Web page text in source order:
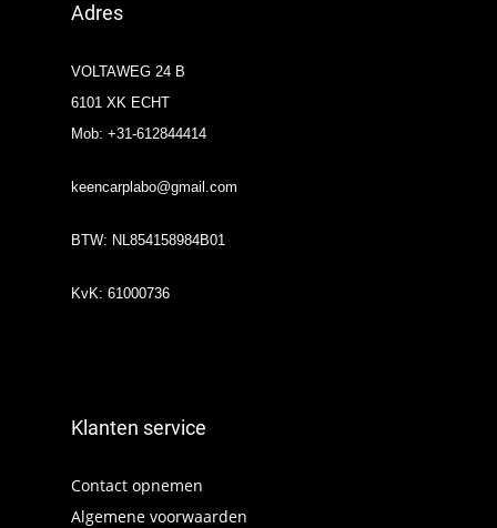
Adres
VOLTAWEG 24 B
6101 XK ECHT
Mob: +31-612844414
keencarplabo@gmail.com
BTW: NL854158984B01
KvK: 61000736
Klanten service
Contact opnemen
Algemene voorwaarden